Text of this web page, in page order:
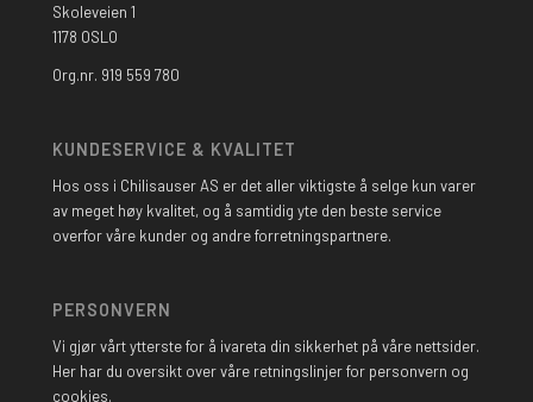
Skoleveien 1
1178 OSLO
Org.nr. 919 559 780
KUNDESERVICE & KVALITET
Hos oss i Chilisauser AS er det aller viktigste å selge kun varer
av meget høy kvalitet, og å samtidig yte den beste service
overfor våre kunder og andre forretningspartnere.
PERSONVERN
Vi gjør vårt ytterste for å ivareta din sikkerhet på våre nettsider.
Her har du oversikt over våre retningslinjer for personvern og
cookies.